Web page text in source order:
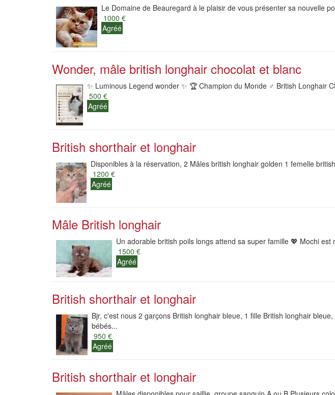
Le Domaine de Beauregard à le plaisir de vous présenter sa nouvelle
1000 €
Agréé
Wonder, mâle british longhair chocolat et blanc
✨ Luminous Legend wonder ✨ 🏆 Champion du Monde ♂️ British Longhair
500 €
Agréé
British shorthair et longhair
Disponibles à la réservation, 2 Mâles british longhair golden 1 femelle
1200 €
Agréé
Mâle British longhair
Un adorable british poils longs attend sa super famille 💖 Mochi
1500 €
Agréé
British shorthair et longhair
Bjr, c'est nous 2 garçons British longhair bleue, 1 fille British longhair
bébés...
950 €
Agréé
British shorthair et longhair